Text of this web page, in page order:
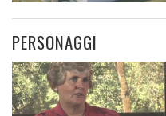
PERSONAGGI